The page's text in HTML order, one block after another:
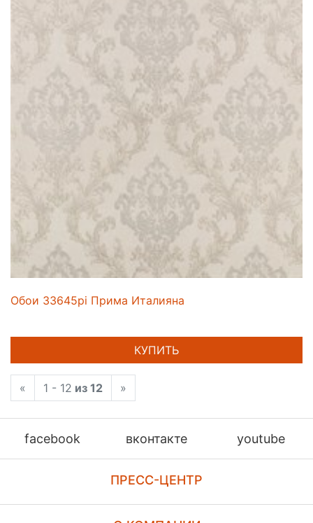
Обои 33645pi Прима Италияна
КУПИТЬ
« 1 - 12 из 12 »
facebook вконтакте youtube
ПРЕСС-ЦЕНТР